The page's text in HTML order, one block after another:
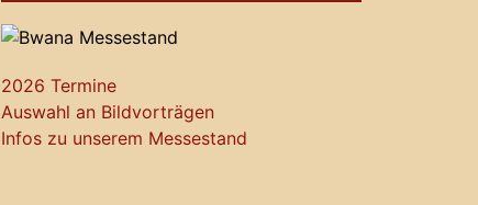
2026 Termine
Auswahl an Bildvorträgen
Infos zu unserem Messestand